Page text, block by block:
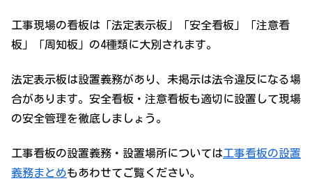
工事現場の看板は「法定表示板」「安全看板」「注意看
板」「周知板」の4種類に大別されます。
法定表示板は設置義務があり、未掲示は法令違反になる場
合があります。安全看板・注意看板も適切に設置して現場
の安全管理を徹底しましょう。
工事看板の設置義務・設置場所については工事看板の設置
義務まとめもあわせてご覧ください。